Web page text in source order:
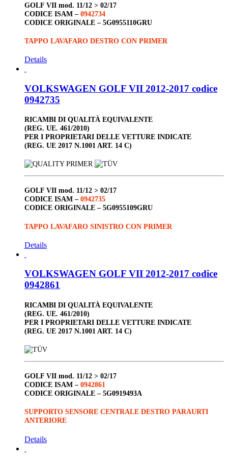
GOLF VII mod. 11/12 > 02/17
CODICE ISAM – 0942734
CODICE ORIGINALE – 5G0955110GRU
TAPPO LAVAFARO DESTRO CON PRIMER
Details
VOLKSWAGEN GOLF VII 2012-2017 codice
0942735
RICAMBI DI QUALITÀ EQUIVALENTE
(REG. UE. 461/2010)
PER I PROPRIETARI DELLE VETTURE INDICATE
(REG. UE 2017 N.1001 ART. 14 C)
GOLF VII mod. 11/12 > 02/17
CODICE ISAM – 0942735
CODICE ORIGINALE – 5G0955109GRU
TAPPO LAVAFARO SINISTRO CON PRIMER
Details
VOLKSWAGEN GOLF VII 2012-2017 codice
0942861
RICAMBI DI QUALITÀ EQUIVALENTE
(REG. UE. 461/2010)
PER I PROPRIETARI DELLE VETTURE INDICATE
(REG. UE 2017 N.1001 ART. 14 C)
GOLF VII mod. 11/12 > 02/17
CODICE ISAM – 0942861
CODICE ORIGINALE – 5G0919493A
SUPPORTO SENSORE CENTRALE DESTRO PARAURTI
ANTERIORE
Details